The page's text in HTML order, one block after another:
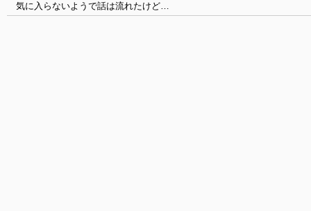
気に入らないようで話は流れたけど…